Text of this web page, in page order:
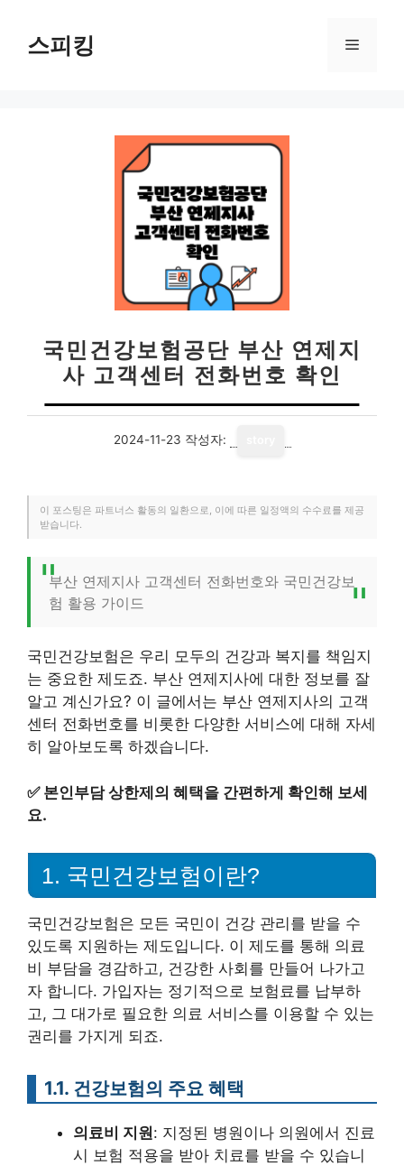
스피킹 메
국민건강보험공단 부산 연제지
사 고객센터 전화번호 확인
2024-11-23 작성자:
이 포스팅은 파트너스 활동의 일환으로, 이에 따른 일정액의 수수료를 제공
받습니다.
부산 연제지사 고객센터 전화번호와 국민건강보
험 활용 가이드
국민건강보험은 우리 모두의 건강과 복지를 책임지
는 중요한 제도죠. 부산 연제지사에 대한 정보를 잘
알고 계신가요? 이 글에서는 부산 연제지사의 고객
센터 전화번호를 비롯한 다양한 서비스에 대해 자세
히 알아보도록 하겠습니다.
✅ 본인부담 상한제의 혜택을 간편하게 확인해 보세
요.
1. 국민건강보험이란?
국민건강보험은 모든 국민이 건강 관리를 받을 수
있도록 지원하는 제도입니다. 이 제도를 통해 의료
비 부담을 경감하고, 건강한 사회를 만들어 나가고
자 합니다. 가입자는 정기적으로 보험료를 납부하
고, 그 대가로 필요한 의료 서비스를 이용할 수 있는
권리를 가지게 되죠.
1.1. 건강보험의 주요 혜택
의료비 지원: 지정된 병원이나 의원에서 진료
시 보험 적용을 받아 치료를 받을 수 있습니